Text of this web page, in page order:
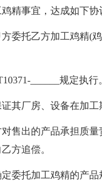
精事宜，达成如下协
委托乙方加工鸡精(
______规定执行
其厂房、设备在加工
售出的产品承担质
方追偿。
委托加工鸡精的产